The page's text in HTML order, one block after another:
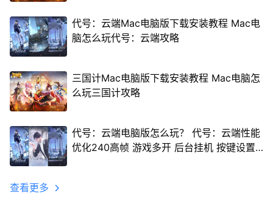
代号：云端Mac电脑版下载安装教程 Mac电
脑怎么玩代号：云端攻略
三国计Mac电脑版下载安装教程 Mac电脑怎
么玩三国计攻略
代号：云端电脑版怎么玩？ 代号：云端性能
优化240高帧 游戏多开 后台挂机 按键设置
查看更多